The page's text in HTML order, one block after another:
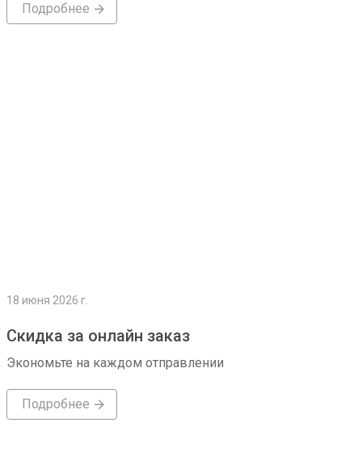
Подробнее
18 июня 2026 г.
Скидка за онлайн заказ
Экономьте на каждом отправлении
Подробнее